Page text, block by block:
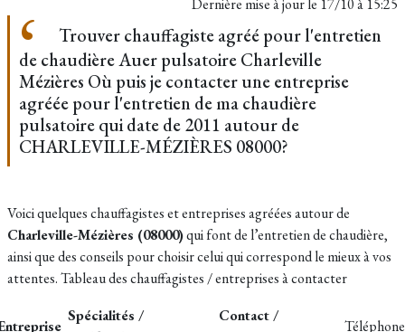
Dernière mise à jour le 17/10 à 15:25
Trouver chauffagiste agréé pour l'entretien
de chaudière Auer pulsatoire Charleville
Mézières Où puis je contacter une entreprise
agréée pour l'entretien de ma chaudière
pulsatoire qui date de 2011 autour de
CHARLEVILLE-MÉZIÈRES 08000?
Voici quelques chauffagistes et entreprises agréées autour de
Charleville-Mézières (08000)qui font de l’entretien de chaudière,
ainsi que des conseils pour choisir celui qui correspond le mieux à vos
attentes. Tableau des chauffagistes / entreprises à contacter
Spécialités /
Contact /